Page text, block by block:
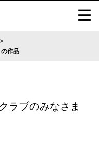
作品
ブのみなさま